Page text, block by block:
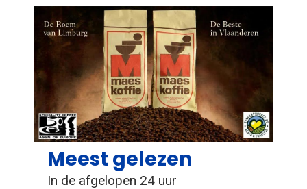
Meest gelezen
In de afgelopen 24 uur